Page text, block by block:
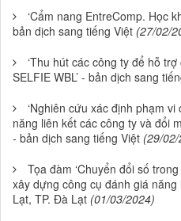
‘Cẩm nang EntreComp. Học
bản dịch sang tiếng Việt (27/02/
‘Thu hút các công ty để hỗ
SELFIE WBL’ - bản dịch sang
‘Nghiên cứu xác định phạm
năng liên kết các công ty và đổi
- bản dịch sang tiếng Việt (29/
Tọa đàm ‘Chuyển đổi số
xây dựng công cụ đánh giá
Lạt, TP. Đà Lạt (01/03/2024)